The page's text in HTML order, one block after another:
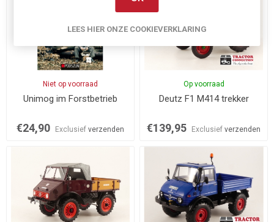
Niet op voorraad
Unimog im Forstbetrieb
€24,90 Exclusief verzenden
Op voorraad
Deutz F1 M414 trekker
€139,95 Exclusiefverzenden
LEES HIER ONZE COOKIEVERKLARING